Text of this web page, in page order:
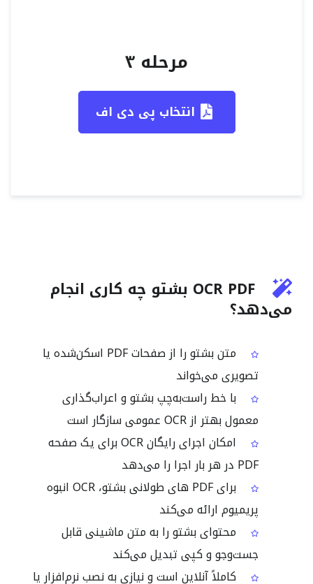
مرحله ۳
انتخاب پی دی اف
OCR PDF بشتو چه کاری انجام
می‌دهد؟
متن بشتو را از صفحات PDF اسکن‌شده یا
تصویری می‌خواند
با خط راست‌به‌چپ بشتو و اعراب‌گذاری
معمول بهتر از OCR عمومی سازگار است
امکان اجرای رایگان OCR برای یک صفحه
PDF در هر بار اجرا را می‌دهد
برای PDF های طولانی بشتو، OCR انبوه
پریمیوم ارائه می‌کند
محتوای بشتو را به متن ماشینی قابل
جست‌وجو و کپی تبدیل می‌کند
کاملاً آنلاین است و نیازی به نصب نرم‌افزار یا